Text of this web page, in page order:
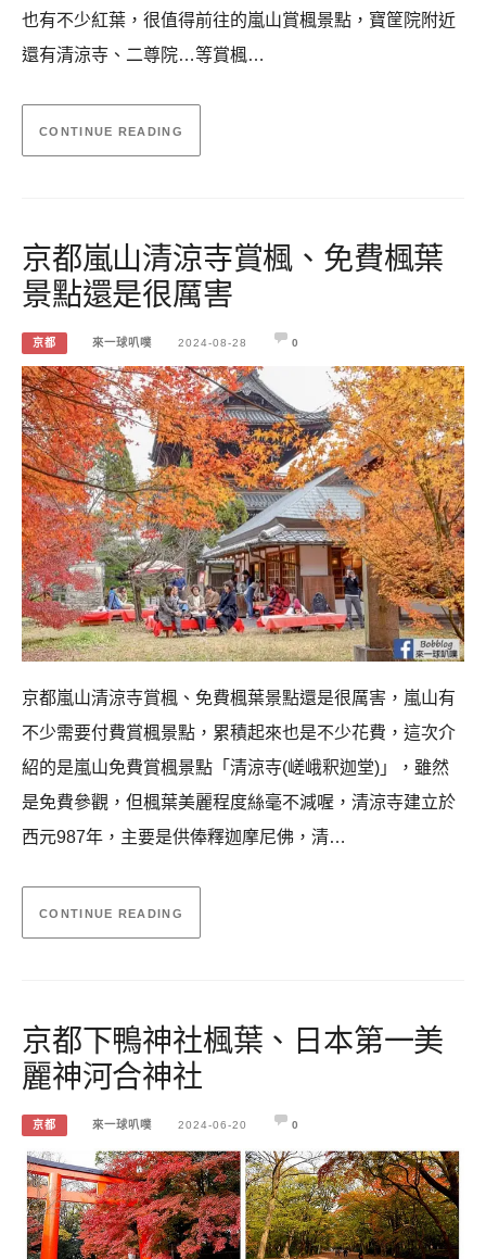
也有不少紅葉，很值得前往的嵐山賞楓景點，寶筐院附近
還有清涼寺、二尊院…等賞楓…
CONTINUE READING
京都嵐山清涼寺賞楓、免費楓葉
景點還是很厲害
京都 來一球叭噗 2024-08-28 0
京都嵐山清涼寺賞楓、免費楓葉景點還是很厲害，嵐山有
不少需要付費賞楓景點，累積起來也是不少花費，這次介
紹的是嵐山免費賞楓景點「清涼寺(嵯峨釈迦堂)」，雖然
是免費參觀，但楓葉美麗程度絲毫不減喔，清涼寺建立於
西元987年，主要是供俸釋迦摩尼佛，清…
CONTINUE READING
京都下鴨神社楓葉、日本第一美
麗神河合神社
京都 來一球叭噗 2024-06-20 0